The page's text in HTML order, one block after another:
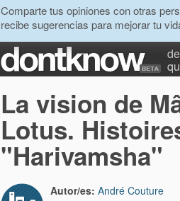
Comparte tus opiniones con otras
recibe sugerencias para mejorar tu
La vision de
Lotus.
"Harivamsha"
Autor/es: André Couture